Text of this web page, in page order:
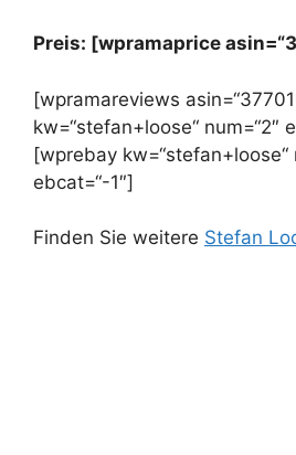
Preis: [wpramaprice
[wpramareviews
kw=“stefan+loose“ num=“2″
[wprebay kw=“stefan+loose“
ebcat=“-1″]
Finden Sie weitere Stefan